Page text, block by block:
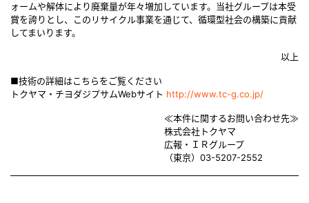
ォームや解体により廃棄量が年々増加しています。当社グループは本受
賞を誇りとし、このリサイクル事業を通じて、循環型社会の構築に貢献
してまいります。
以上
■技術の詳細はこちらをご覧ください
トクヤマ・チヨダジプサムWebサイト http://www.tc-g.co.jp/
≪本件に関するお問い合わせ先≫
株式会社トクヤマ
広報・ＩＲグループ
（東京）03-5207-2552